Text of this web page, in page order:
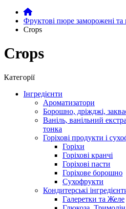
Фруктові пюре заморожені та
Crops
Crops
Категорії
Інгредієнти
Ароматизатори
Борошно, дріжджі,
Ваніль, ванільний
тонка
Горіхові продукти і
Горіхи
Горіхові кранчі
Горіхові пасти
Горіхове борошно
Сухофрукти
Кондитерські
Галеретки та Желе